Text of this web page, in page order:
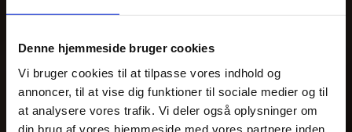
Denne hjemmeside bruger cookies
Vi bruger cookies til at tilpasse vores indhold og
annoncer, til at vise dig funktioner til sociale medier og til
at analysere vores trafik. Vi deler også oplysninger om
din brug af vores hjemmeside med vores partnere inden